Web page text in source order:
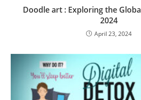
Doodle art : Exploring the
2024
April 23, 2024